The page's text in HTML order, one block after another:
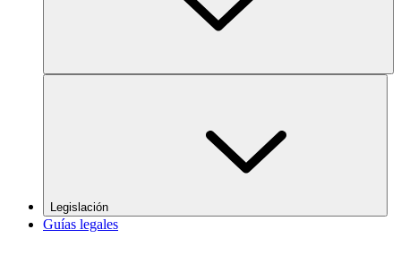
Legislación
Guías legales